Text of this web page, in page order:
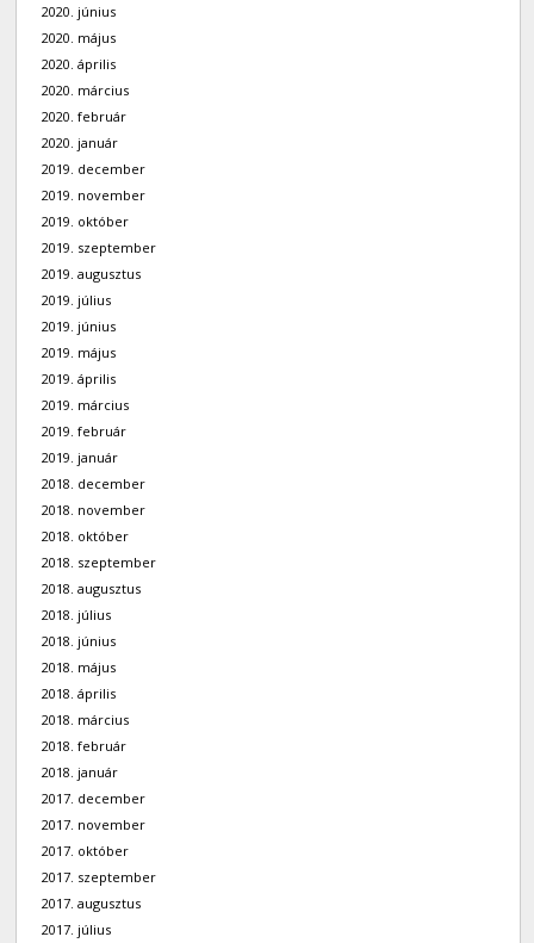
2020. június
2020. május
2020. április
2020. március
2020. február
2020. január
2019. december
2019. november
2019. október
2019. szeptember
2019. augusztus
2019. július
2019. június
2019. május
2019. április
2019. március
2019. február
2019. január
2018. december
2018. november
2018. október
2018. szeptember
2018. augusztus
2018. július
2018. június
2018. május
2018. április
2018. március
2018. február
2018. január
2017. december
2017. november
2017. október
2017. szeptember
2017. augusztus
2017. július